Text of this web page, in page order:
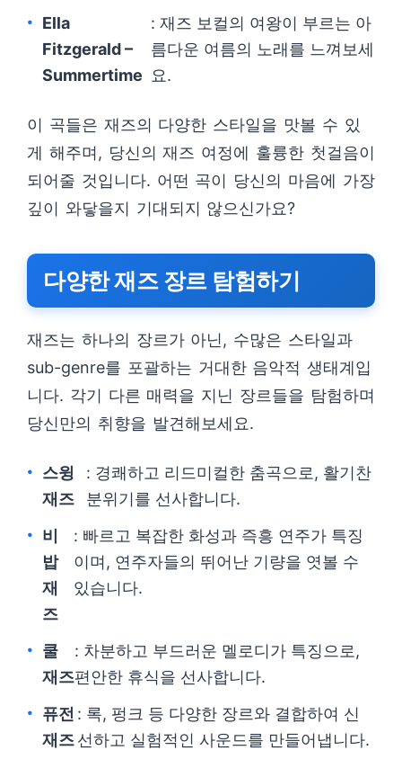
Ella
Fitzgerald –
Summertime
: 재즈 보컬의 여왕이 부르는 아
름다운 여름의 노래를 느껴보세
요.
이 곡들은 재즈의 다양한 스타일을 맛볼 수 있
게 해주며, 당신의 재즈 여정에 훌륭한 첫걸음이
되어줄 것입니다. 어떤 곡이 당신의 마음에 가장
깊이 와닿을지 기대되지 않으신가요?
다양한 재즈 장르 탐험하기
재즈는 하나의 장르가 아닌, 수많은 스타일과
sub-genre를 포괄하는 거대한 음악적 생태계입
니다. 각기 다른 매력을 지닌 장르들을 탐험하며
당신만의 취향을 발견해보세요.
스윙
재즈
: 경쾌하고 리드미컬한 춤곡으로, 활기찬
분위기를 선사합니다.
비
밥
재
즈
: 빠르고 복잡한 화성과 즉흥 연주가 특징
이며, 연주자들의 뛰어난 기량을 엿볼 수
있습니다.
쿨
재즈
: 차분하고 부드러운 멜로디가 특징으로,
편안한 휴식을 선사합니다.
퓨전
재즈
: 록, 펑크 등 다양한 장르와 결합하여 신
선하고 실험적인 사운드를 만들어냅니다.